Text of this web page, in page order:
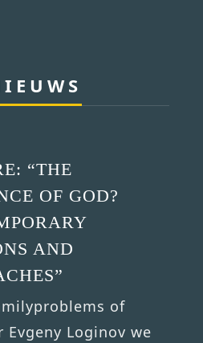
“THE
OF GOD?
AND
of
Evgeny Loginov we